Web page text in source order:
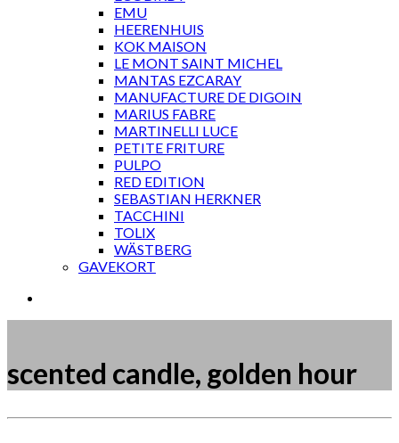
EMU
HEERENHUIS
KOK MAISON
LE MONT SAINT MICHEL
MANTAS EZCARAY
MANUFACTURE DE DIGOIN
MARIUS FABRE
MARTINELLI LUCE
PETITE FRITURE
PULPO
RED EDITION
SEBASTIAN HERKNER
TACCHINI
TOLIX
WÄSTBERG
GAVEKORT
scented candle, golden hour